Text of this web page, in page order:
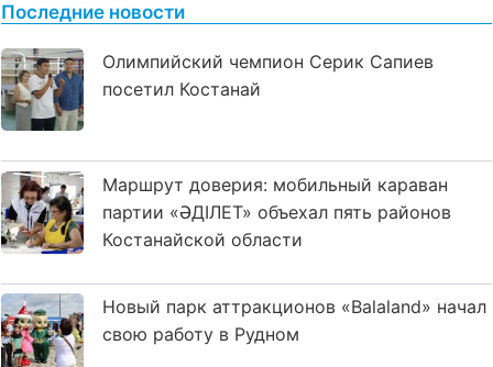
Последние новости
Олимпийский чемпион Серик Сапиев
посетил Костанай
Маршрут доверия: мобильный караван
партии «ӘДІЛЕТ» объехал пять районов
Костанайской области
Новый парк аттракционов «Balaland» начал
свою работу в Рудном